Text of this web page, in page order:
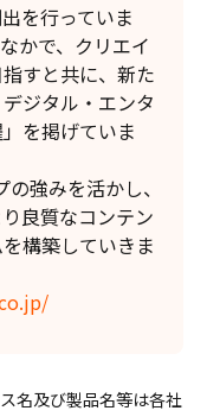
を行っていま
かで、クリエイ
すと共に、新た
ジタル・エンタ
を掲げていま
強みを活かし、
良質なコンテン
構築していきま
名及び製品名等は各社